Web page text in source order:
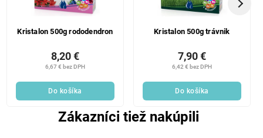
Kristalon 500g rododendron
6,67 € bez DPH
8,20 €
Do košíka
Kristalon 500g trávnik
6,42 € bez DPH
7,90 €
Do košíka
Zákazníci tiež nakúpili